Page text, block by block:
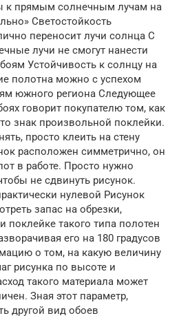
к прямым солнечным лучам на
Светостойкость
переносит лучи солнца С
лучи не смогут нанести
Устойчивость к солнцу на
полотна можно с успехом
южного региона Следующее
говорит покупателю том, как
знак произвольной поклейки.
просто клеить на стену
расположен симметрично, он
в работе. Просто нужно
не сдвинуть рисунок.
нулевой Рисунок
запас на обрезки,
такого типа полотен
его на 180 градусов
о том, на какую величину
рисунка по высоте и
такого материала может
Зная этот параметр,
другой вид обоев